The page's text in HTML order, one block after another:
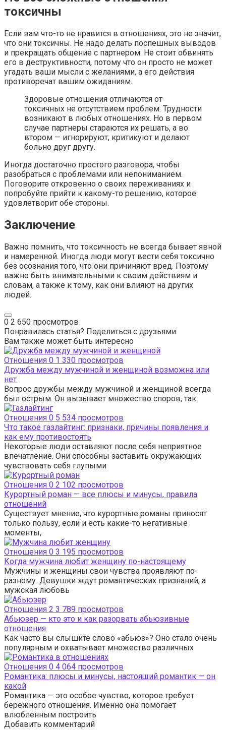
токсичны
Если вам что-то не нравится в отношениях, это не значит,
что они токсичны. Не надо делать поспешных выводов
и прекращать общение с партнером. Не стоит обвинять
его в деструктивности, потому что он просто не может
угадать ваши мысли с желаниями, а его действия
противоречат вашим ожиданиям.
Здоровые отношения отличаются от
токсичных не отсутствием проблем. Трудности
возникают в любых отношениях. Но в первом
случае партнеры стараются их решать, а во
втором — игнорируют, критикуют и делают
больно друг другу.
Иногда достаточно простого разговора, чтобы
разобраться с проблемами или непониманием.
Поговорите откровенно о своих переживаниях и
попробуйте прийти к какому-то решению, которое
удовлетворит обе стороны.
Заключение
Важно помнить, что токсичность не всегда бывает явной
и намеренной. Иногда люди могут вести себя токсично
без осознания того, что они причиняют вред. Поэтому
важно быть внимательными к своим действиям и
словам, а также к тому, как они влияют на других
людей.
0 2 650 просмотров
Понравилась статья? Поделиться с друзьями:
Вам также может быть интересно
Отношения 0 1 330 просмотров
Дружба между мужчиной и женщиной возможна или
нет
Вопрос дружбы между мужчиной и женщиной всегда
был острым. Он вызывает множество споров, так
Отношения 0 5 534 просмотров
Что такое газлайтинг: признаки, причины появления и
как ему противостоять
Некоторые люди оставляют после себя неприятное
впечатление. Они способны заставить окружающих
чувствовать себя глупыми
Отношения 0 2 102 просмотров
Курортный роман — все плюсы и минусы, правила
отношений
Существует мнение, что курортные романы приносят
только пользу, если и есть какие-то негативные
моменты,
Отношения 0 3 195 просмотров
Когда мужчина любит женщину по-настоящему
Мужчины и женщины свои чувства проявляют по-
разному. Девушки ждут романтических признаний, а
мужская любовь
Отношения 2 3 789 просмотров
Абьюзер — кто это и как разорвать абьюзивные
отношения
Как часто вы слышите слово «абьюз»? Оно стало очень
популярным и охватывает множество различных
Отношения 0 4 064 просмотров
Романтика: плюсы и минусы, настоящий романтик — он
какой
Романтика — это особое чувство, которое требует
бережного отношения. Именно она помогает
влюбленным построить
Добавить комментарий